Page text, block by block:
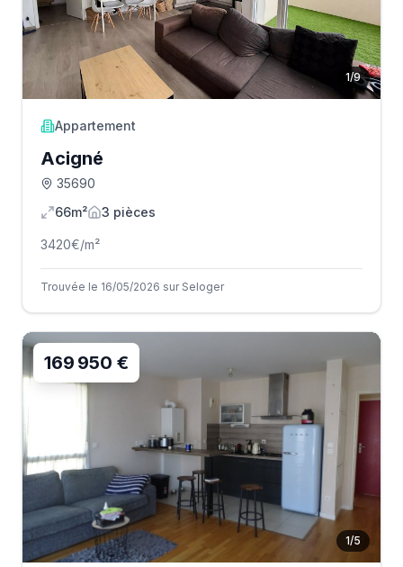
1/9
Appartement
Acigné
35690
66m²
3 pièces
3420€/m²
Trouvée le 16/05/2026 sur Seloger
1/5
169 950 €